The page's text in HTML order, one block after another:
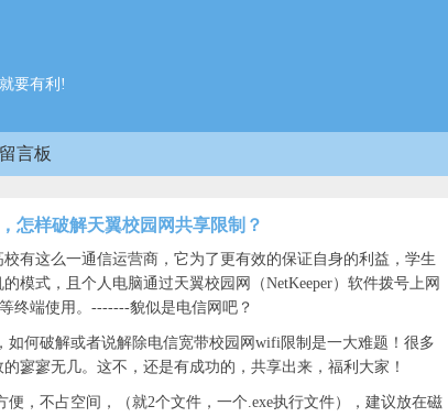
要有利!
留言板
怎样破解天翼校园网共享限制？
这么一通信运营商，它为了更有效的保证自身的利益，学生
模式，且个人电脑通过天翼校园网（NetKeeper）软件拨号上网
终端使用。-------貌似是电信网吧？
破解或者说解除电信宽带校园网wifi限制是一大难题！很多
寥寥无几。这不，还是有成功的，共享出来，福利大家！
不占空间，（就2个文件，一个.exe执行文件），建议放在磁